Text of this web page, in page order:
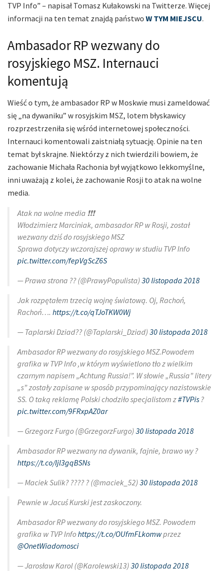
TVP Info” – napisał Tomasz Kułakowski na Twitterze. Więcej
informacji na ten temat znajdą państwo W TYM MIEJSCU.
Ambasador RP wezwany do
rosyjskiego MSZ. Internauci
komentują
Wieść o tym, że ambasador RP w Moskwie musi zameldować
się „na dywaniku” w rosyjskim MSZ, lotem błyskawicy
rozprzestrzeniła się wśród internetowej społeczności.
Internauci komentowali zaistniałą sytuację. Opinie na ten
temat był skrajne. Niektórzy z nich twierdzili bowiem, że
zachowanie Michała Rachonia był wyjątkowo lekkomyślne,
inni uważają z kolei, że zachowanie Rosji to atak na wolne
media.
Atak na wolne media ❗️❗️❗️
Włodzimierz Marciniak, ambasador RP w Rosji, został
wezwany dziś do rosyjskiego MSZ
Sprawa dotyczy wczorajszej oprawy w studiu TVP Info
pic.twitter.com/fepVgScZ6S
— Prawa strona ?? (@PrawyPopulista) 30 listopada 2018
Jak rozpętałem trzecią wojnę światową. Oj, Rachoń,
Rachoń…. https://t.co/qTJoTKW0Wj
— Taplarski Dziad?? (@Taplarski_Dziad) 30 listopada 2018
Ambasador RP wezwany do rosyjskiego MSZ.Powodem
grafika w TVP Info ,w którym wyświetlono tło z wielkim
czarnym napisem „Achtung Russia!”. W słowie „Russia” litery
„s” zostały zapisane w sposób przypominający nazistowskie
SS. O taką reklamę Polski chodziło specjalistom z#TVPis ?
pic.twitter.com/9FRxpAZ0ar
— Grzegorz Furgo (@GrzegorzFurgo) 30 listopada 2018
Ambasador RP wezwany na dywanik, fajnie, brawo wy ?
https://t.co/Ijl3gqBSNs
— Maciek Sulik? ???? ? (@maciek_52) 30 listopada 2018
Pewnie w Jacuś Kurski jest zaskoczony.
Ambasador RP wezwany do rosyjskiego MSZ. Powodem
grafika w TVP Infohttps://t.co/OUfmFLkomwprzez
@OnetWiadomosci
— Jarosław Karol (@Karolewski13) 30 listopada 2018